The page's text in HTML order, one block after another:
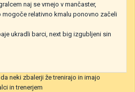
naj se vrnejo v mančaster,
mogoče relativno kmalu ponovno začeli
ukradli barci, next big izgubljeni sin
neki zbalerji že trenirajo in imajo
in trenerjem